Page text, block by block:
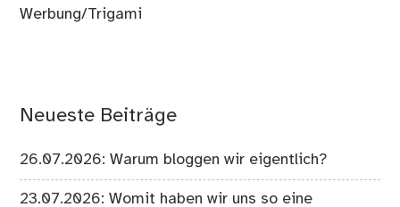
Werbung/Trigami
Neueste Beiträge
26.07.2026: Warum bloggen wir eigentlich?
23.07.2026: Womit haben wir uns so eine